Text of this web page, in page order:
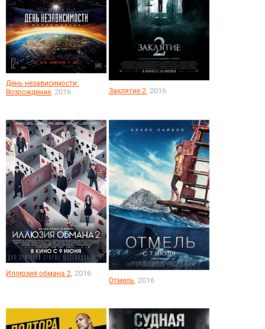
День независимости:
Возрождение, 2016 Заклятие 2, 2016
Иллюзия обмана 2, 2016
Отмель, 2016